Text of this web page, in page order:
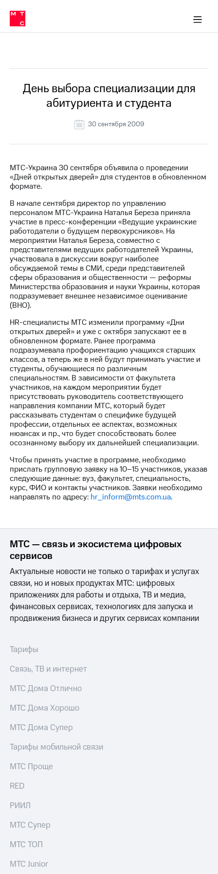
Медиа-центр
и акционерам
Устойчивое развитие
Комплаенс и деловая этика
компании
Карьера
История
компании
Руководство
Контакты
Пресс-
релизы
МТС
о технологиях
Достижения
Интервью
Финансовая
Контакты
Новости
в
регионе
и акционерам
Корпоративное
управление
Корпоративный
секретарь
Раскрытие
информации
Информация
акционерам
Документы
ПАО
"МТС"
Собрания
кабинет
акционера
Акционерный
капитал
Контроль
аудит
Рынок
акций
Описание
акций
Рынок
Еврооблигации-2023
Уведомление
о
именных
облигаций
развитие
На главную
в МТС
Пресс-
релизы
о технологиях
День выбора специализации для
абитуриента и студента
30 сентября 2009
МТС-Украина 30 сентября объявила о проведении
«Дней открытых дверей» для студентов в обновленном
формате.
В начале сентября директор по управлению
персоналом МТС-Украина Наталья Береза приняла
участие в пресс-конференции «Ведущие украинские
работодатели о будущем первокурсников». На
мероприятии Наталья Береза, совместно с
представителями ведущих работодателей Украины,
участвовала в дискуссии вокруг наиболее
обсуждаемой темы в СМИ, среди представителей
сферы образования и общественности — реформы
Министерства образования и науки Украины, которая
подразумевает внешнее независимое оценивание
(ВНО).
HR-специалисты МТС изменили программу «Дни
открытых дверей» и уже с октября запускают ее в
обновленном формате. Ранее программа
подразумевала профориентацию учащихся старших
классов, а теперь же в ней будут принимать участие и
студенты, обучающиеся по различным
специальностям. В зависимости от факультета
участников, на каждом мероприятии будет
присутствовать руководитель соответствующего
направления компании МТС, который будет
рассказывать студентам о специфике будущей
профессии, отдельных ее аспектах, возможных
нюансах и пр., что будет способствовать более
осознанному выбору их дальнейшей специализации.
Чтобы принять участие в программе, необходимо
прислать групповую заявку на 10–15 участников, указав
следующие данные: вуз, факультет, специальность,
курс, ФИО и контакты участников. Заявки необходимо
направлять по адресу: hr_inform@mts.com.ua.
МТС — связь и экосистема цифровых
сервисов
Актуальные новости не только о тарифах и услугах
связи, но и новых продуктах МТС: цифровых
приложениях для работы и отдыха, ТВ и медиа,
финансовых сервисах, технологиях для запуска и
продвижения бизнеса и других сервисах компании
Тарифы
Связь, ТВ и интернет
МТС Дома Отлично
МТС Дома Хорошо
МТС Дома Супер
Тарифы мобильной связи
МТС Проще
RED
РИИЛ
МТС Супер
МТС ТОП
МТС Junior